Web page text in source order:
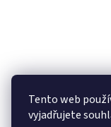
Tento web
vyjadřujete